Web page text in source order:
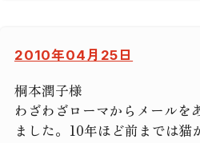
2010年04月25日
桐本潤子様
わざわざローマからメールを
ました。10年ほど前までは猫